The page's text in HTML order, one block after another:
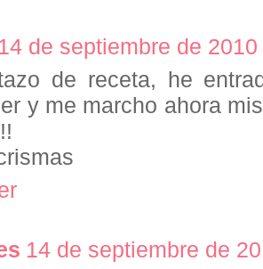
14 de septiembre de
de receta, he
y me marcho ahora
14 de septiembre de